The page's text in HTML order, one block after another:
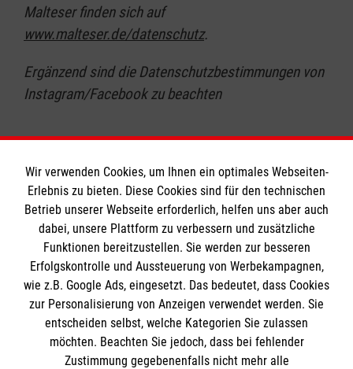
Malteser finden sich auf
www.malteser.de/datenschutz.
Ergänzend sind die Datenschutzbestimmungen von
Instagram/Facebook zu beachten
Informationen
Impressum
Datenschutz
Barrierefreiheit
Kontakt
Die Malteser
Malteser in Deutschland
Wir verwenden Cookies, um Ihnen ein optimales Webseiten-
Erlebnis zu bieten. Diese Cookies sind für den technischen
Betrieb unserer Webseite erforderlich, helfen uns aber auch
dabei, unsere Plattform zu verbessern und zusätzliche
Funktionen bereitzustellen. Sie werden zur besseren
Erfolgskontrolle und Aussteuerung von Werbekampagnen,
wie z.B. Google Ads, eingesetzt. Das bedeutet, dass Cookies
zur Personalisierung von Anzeigen verwendet werden. Sie
entscheiden selbst, welche Kategorien Sie zulassen
möchten. Beachten Sie jedoch, dass bei fehlender
Zustimmung gegebenenfalls nicht mehr alle